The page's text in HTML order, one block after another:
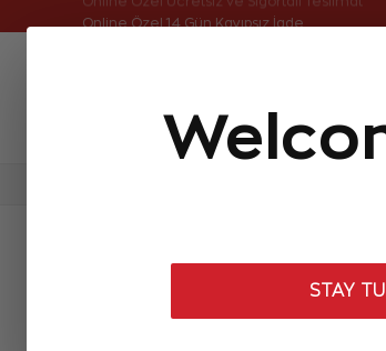
STAY
Online Özel Ücretsiz ve Sigortalı Teslimat
Aynı Gün Kargo